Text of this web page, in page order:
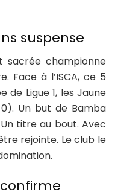
suspense
sacrée championne
Face à l’ISCA, ce 5
de Ligue 1, les Jaune
Un but de Bamba
titre au bout. Avec
rejointe. Le club le
confirme